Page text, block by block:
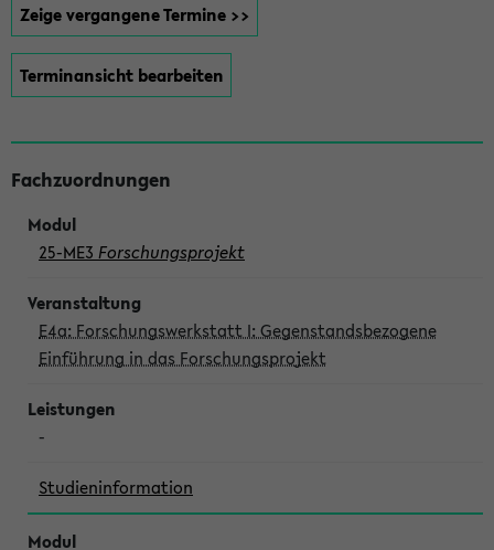
Zeige vergangene Termine >>
Terminansicht bearbeiten
Fachzuordnungen
25-ME3 Forschungsprojekt
E4a: Forschungswerkstatt I: Gegenstandsbezogene
Einführung in das Forschungsprojekt
-
Studieninformation